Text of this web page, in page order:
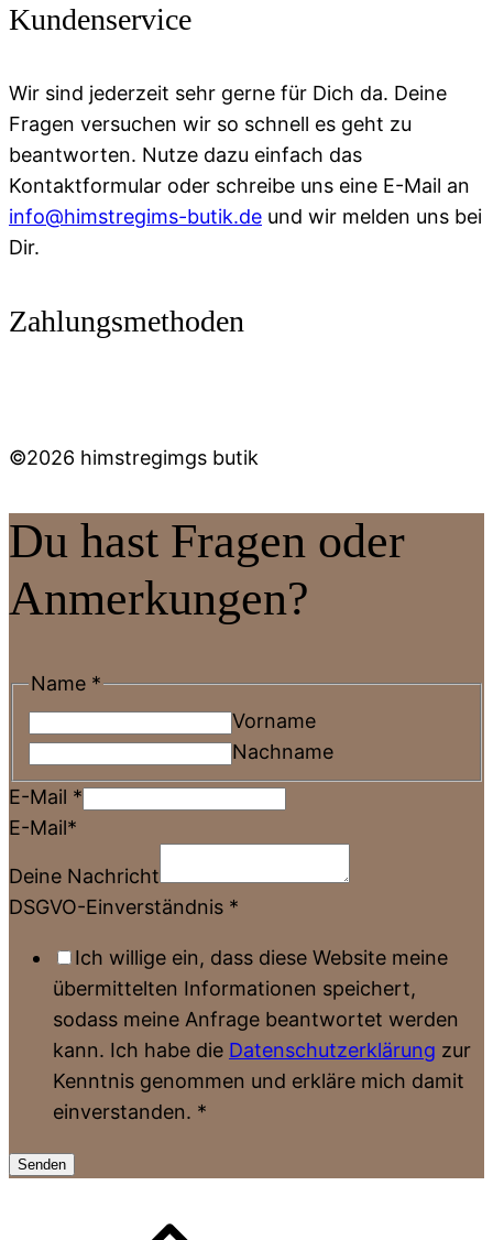
Kundenservice
Wir sind jederzeit sehr gerne für Dich da. Deine
Fragen versuchen wir so schnell es geht zu
beantworten. Nutze dazu einfach das
Kontaktformular oder schreibe uns eine E-Mail an
info@himstregims-butik.de und wir melden uns bei
Dir.
Zahlungsmethoden
©2026 himstregimgs butik
Du hast Fragen oder
Anmerkungen?
Name *
Vorname
Nachname
E-Mail *
E-Mail*
Deine Nachricht
DSGVO-Einverständnis *
Ich willige ein, dass diese Website meine
übermittelten Informationen speichert,
sodass meine Anfrage beantwortet werden
kann. Ich habe die Datenschutzerklärung zur
Kenntnis genommen und erkläre mich damit
einverstanden. *
Senden